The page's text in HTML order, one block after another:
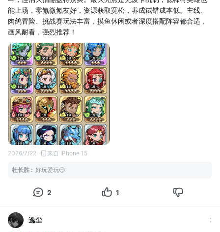
能上场，零氪微氪友好，资源获取宽松，养成试错成本低。主线、
肉鸽冒险、挑战赛玩法丰富，摸鱼休闲或者深度搭配阵容都合适，
画风耐看，强烈推荐！
2026/7/22 来自 iPhone 15
杜长胜 : 好玩爱玩😏
2 1
逸尘